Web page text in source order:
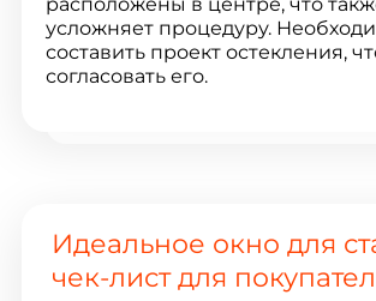
усложняет процедуру.
составить проект остекления,
согласовать его.
Идеальное окно для
чек-лист для